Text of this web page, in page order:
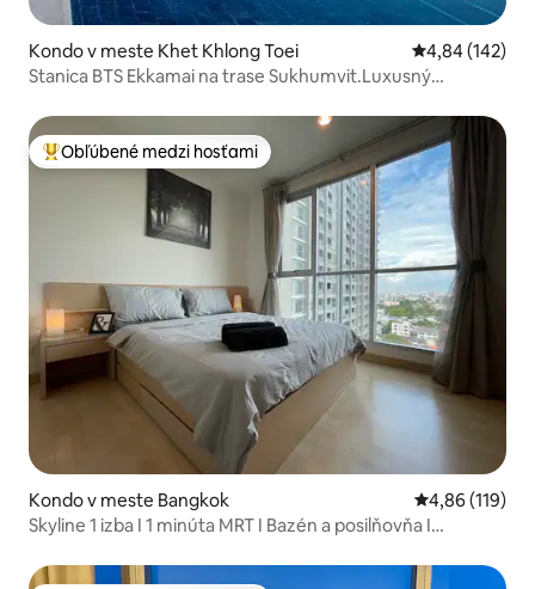
Kondo v meste Khet Khlong Toei Priemerné
4,84 (142)
Stanica BTS Ekkamai na trase Sukhumvit.Luxusný
nákupné centrum a supermarket / Pattaya East Bus
Station +4
Najobľúbenejšie medzi hosťami
Obľúbené medzi hosťami
Kondo v meste Bangkok Priemerné
4,86 (119)
Skyline 1 izba I 1 minúta MRT I Bazén a posilňovňa I